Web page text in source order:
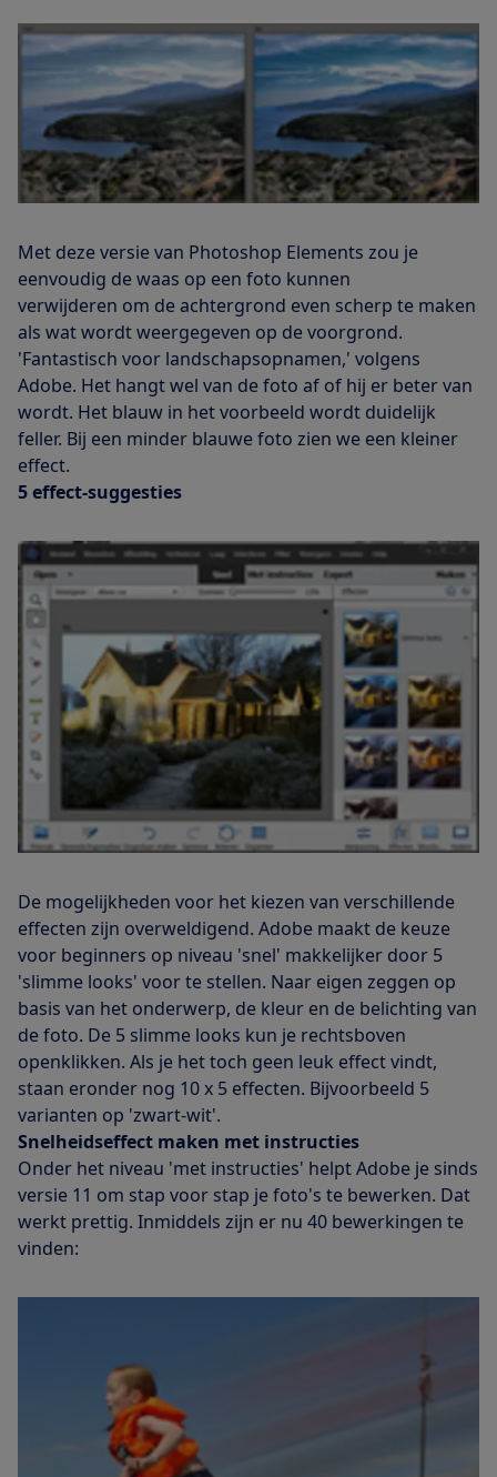
Met deze versie van Photoshop Elements zou je
eenvoudig de waas op een foto kunnen
verwijderen om de achtergrond even scherp te maken
als wat wordt weergegeven op de voorgrond.
'Fantastisch voor landschapsopnamen,' volgens
Adobe. Het hangt wel van de foto af of hij er beter van
wordt. Het blauw in het voorbeeld wordt duidelijk
feller. Bij een minder blauwe foto zien we een kleiner
effect.
5 effect-suggesties
De mogelijkheden voor het kiezen van verschillende
effecten zijn overweldigend. Adobe maakt de keuze
voor beginners op niveau 'snel' makkelijker door 5
'slimme looks' voor te stellen. Naar eigen zeggen op
basis van het onderwerp, de kleur en de belichting van
de foto. De 5 slimme looks kun je rechtsboven
openklikken. Als je het toch geen leuk effect vindt,
staan eronder nog 10 x 5 effecten. Bijvoorbeeld 5
varianten op 'zwart-wit'.
Snelheidseffect maken met instructies
Onder het niveau 'met instructies' helpt Adobe je sinds
versie 11 om stap voor stap je foto's te bewerken. Dat
werkt prettig. Inmiddels zijn er nu 40 bewerkingen te
vinden: